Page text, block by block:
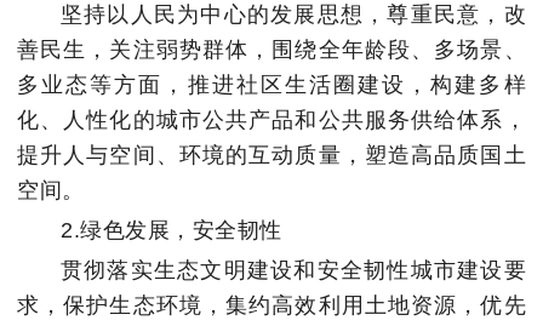
坚持以人民为中心的发展思想，尊重民意，改
善民生，关注弱势群体，围绕全年龄段、多场景、
多业态等方面，推进社区生活圈建设，构建多样
化、人性化的城市公共产品和公共服务供给体系，
提升人与空间、环境的互动质量，塑造高品质国土
空间。
2.绿色发展，安全韧性
贯彻落实生态文明建设和安全韧性城市建设要
求，保护生态环境，集约高效利用土地资源，优先